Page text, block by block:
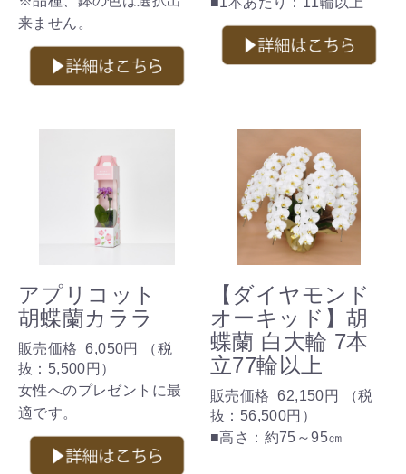
来ません。
アプリコット
胡蝶蘭カララ
販売価格 6,050円
（税
抜： 5,500円 ）
女性へのプレゼントに最
適です。
【ダイヤモンド
オーキッド】胡
蝶蘭 白大輪 7本
立77輪以上
販売価格 62,150円
（税
抜： 56,500円 ）
■高さ：約75～95㎝